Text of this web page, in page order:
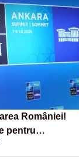
României!
pentru
dronelor